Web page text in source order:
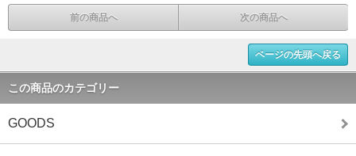
前の商品へ 次の商品へ
ページの先頭へ戻る
この商品のカテゴリー
GOODS